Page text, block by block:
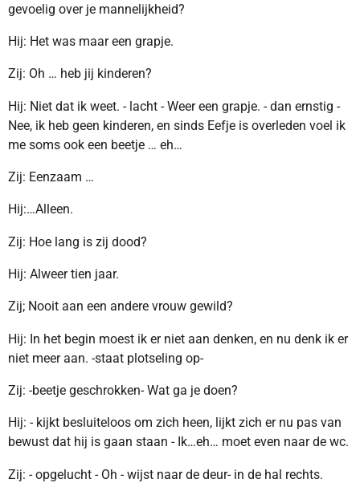
gevoelig over je mannelijkheid?
Hij: Het was maar een grapje.
Zij: Oh … heb jij kinderen?
Hij: Niet dat ik weet. - lacht - Weer een grapje. - dan ernstig -
Nee, ik heb geen kinderen, en sinds Eefje is overleden voel ik
me soms ook een beetje … eh…
Zij: Eenzaam …
Hij:…Alleen.
Zij: Hoe lang is zij dood?
Hij: Alweer tien jaar.
Zij; Nooit aan een andere vrouw gewild?
Hij: In het begin moest ik er niet aan denken, en nu denk ik er
niet meer aan. -staat plotseling op-
Zij: -beetje geschrokken- Wat ga je doen?
Hij: - kijkt besluiteloos om zich heen, lijkt zich er nu pas van
bewust dat hij is gaan staan - Ik…eh… moet even naar de wc.
Zij: - opgelucht - Oh - wijst naar de deur- in de hal rechts.